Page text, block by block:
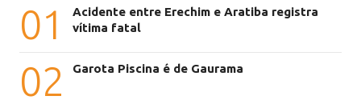
01
Acidente entre Erechim e Aratiba registra
vítima fatal
02 Garota Piscina é de Gaurama